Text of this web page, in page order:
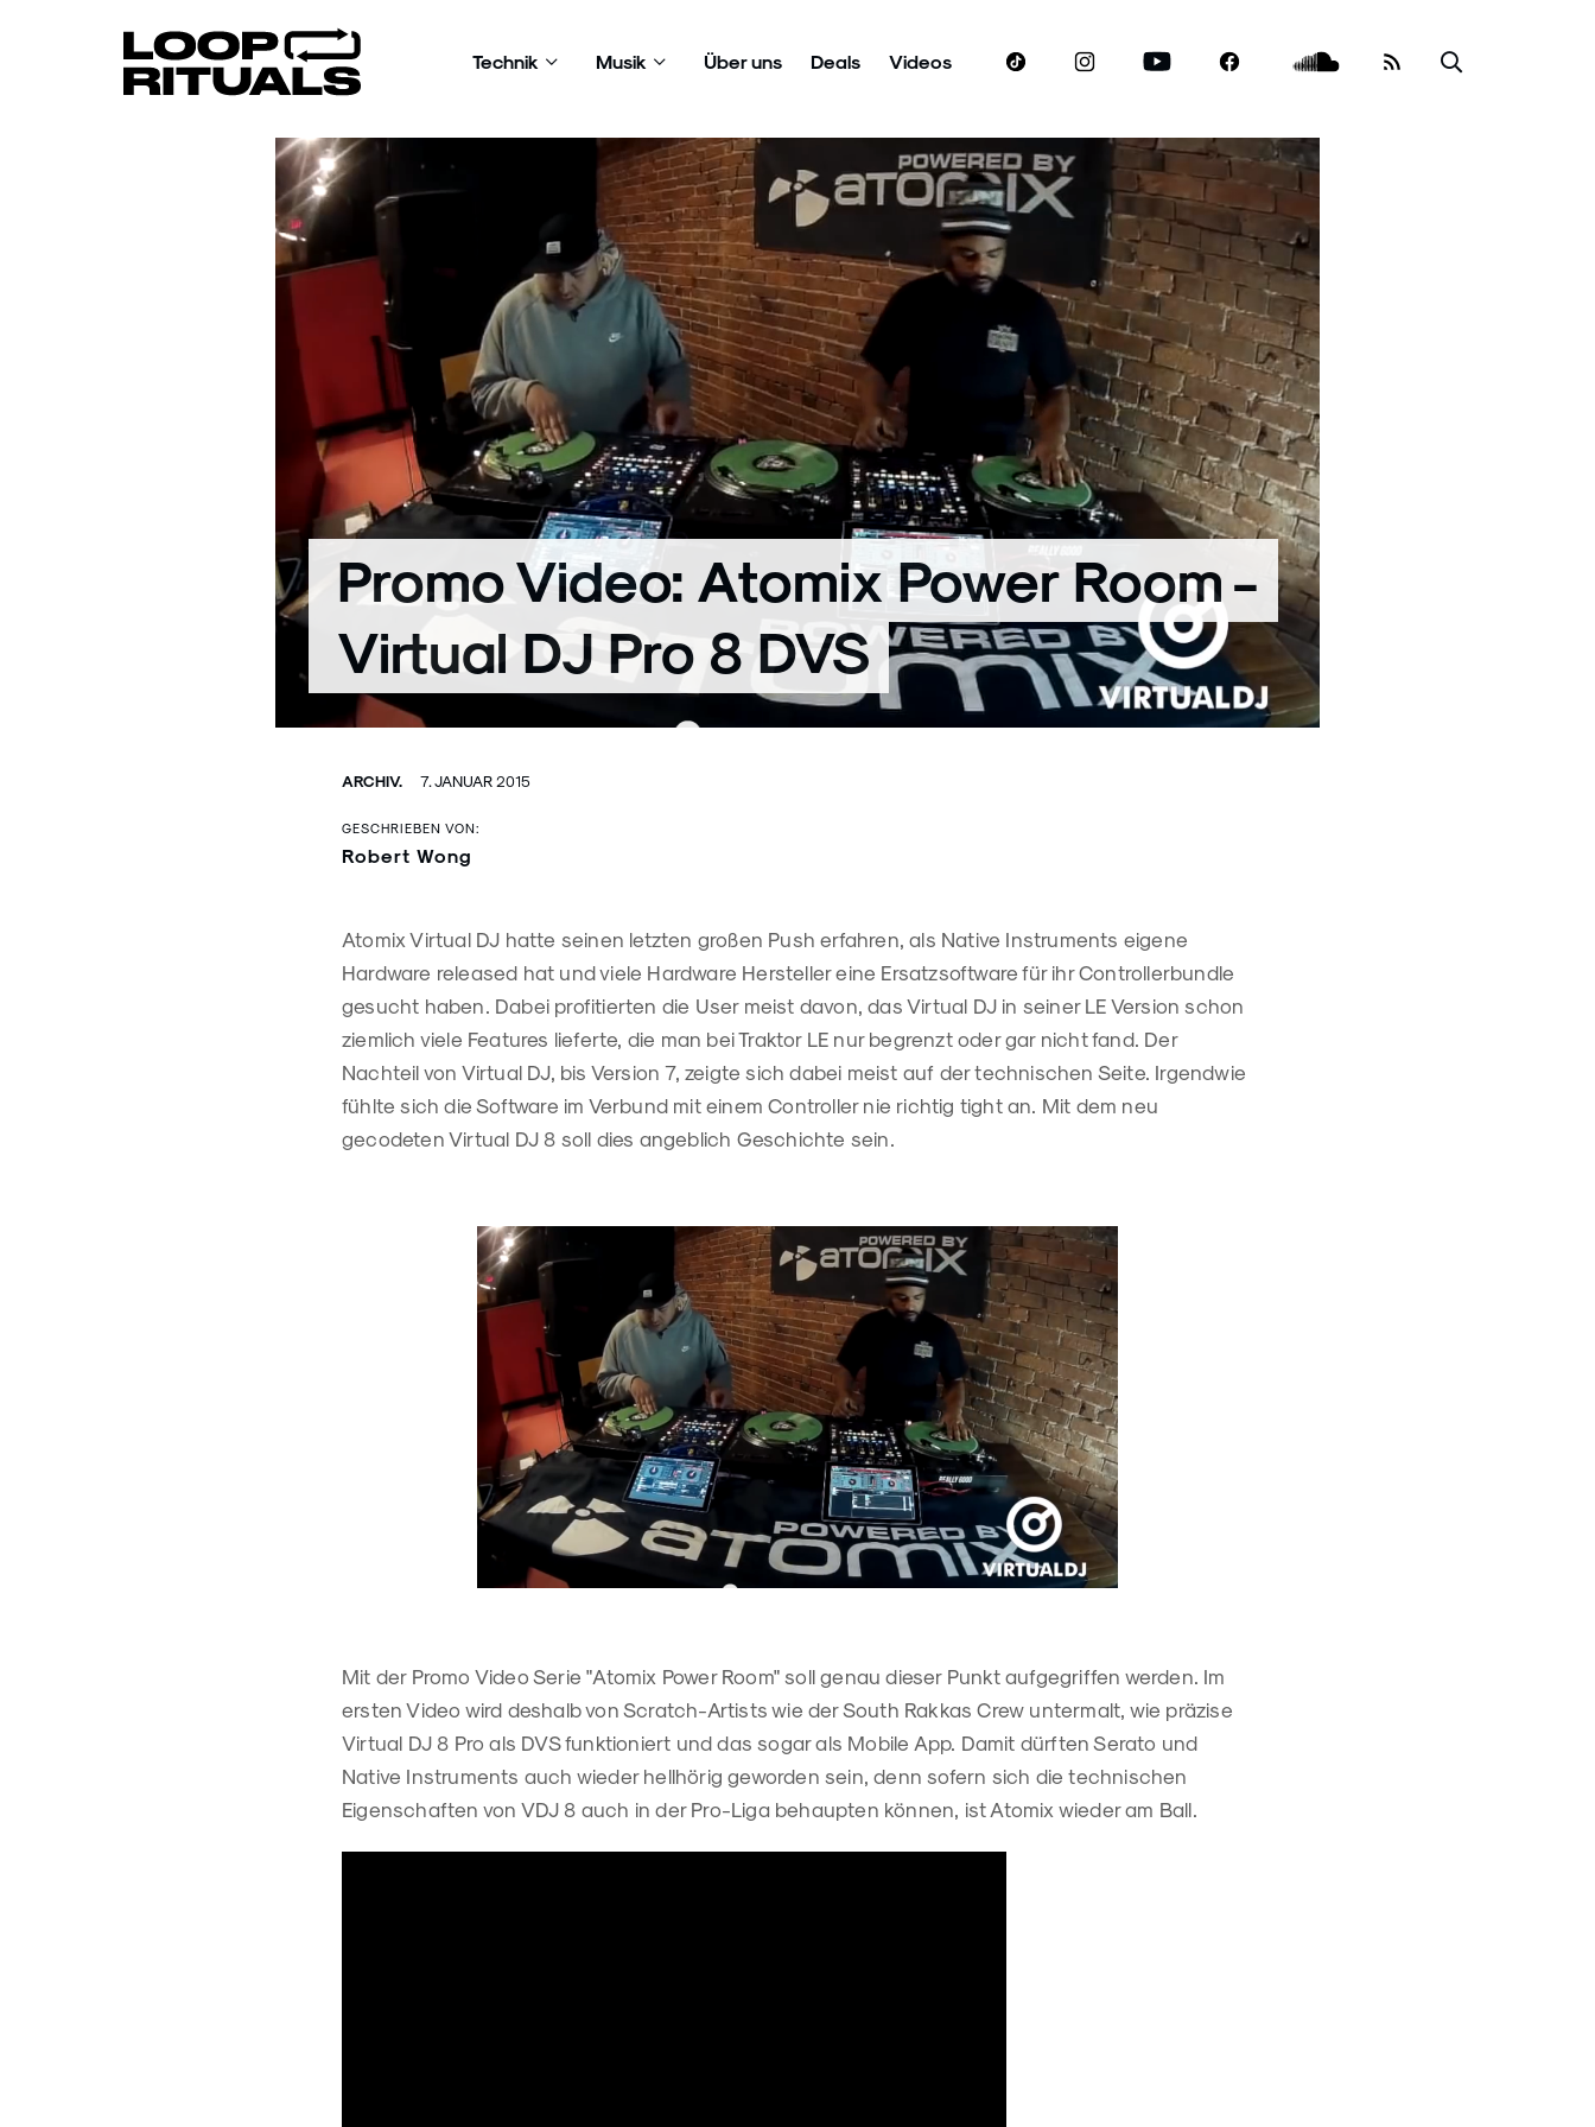
Technik Musik Über uns Deals Videos
Promo Video: Atomix Power Room -
Virtual DJ Pro 8 DVS
ARCHIV. 7. JANUAR 2015
GESCHRIEBEN VON:
Robert Wong
Atomix Virtual DJ hatte seinen letzten großen Push erfahren, als Native Instruments eigene
Hardware released hat und viele Hardware Hersteller eine Ersatzsoftware für ihr Controllerbundle
gesucht haben. Dabei profitierten die User meist davon, das Virtual DJ in seiner LE Version schon
ziemlich viele Features lieferte, die man bei Traktor LE nur begrenzt oder gar nicht fand. Der
Nachteil von Virtual DJ, bis Version 7, zeigte sich dabei meist auf der technischen Seite. Irgendwie
fühlte sich die Software im Verbund mit einem Controller nie richtig tight an. Mit dem neu
gecodeten Virtual DJ 8 soll dies angeblich Geschichte sein.
Mit der Promo Video Serie "Atomix Power Room" soll genau dieser Punkt aufgegriffen werden. Im
ersten Video wird deshalb von Scratch-Artists wie der South Rakkas Crew untermalt, wie präzise
Virtual DJ 8 Pro als DVS funktioniert und das sogar als Mobile App. Damit dürften Serato und
Native Instruments auch wieder hellhörig geworden sein, denn sofern sich die technischen
Eigenschaften von VDJ 8 auch in der Pro-Liga behaupten können, ist Atomix wieder am Ball.